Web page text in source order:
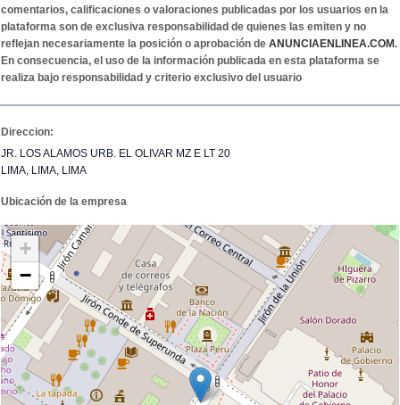
comentarios, calificaciones o valoraciones publicadas por los usuarios en la
plataforma son de exclusiva responsabilidad de quienes las emiten y no
reflejan necesariamente la posición o aprobación de ANUNCIAENLINEA.COM.
En consecuencia, el uso de la información publicada en esta plataforma se
realiza bajo responsabilidad y criterio exclusivo del usuario
Direccion:
JR. LOS ALAMOS URB. EL OLIVAR MZ E LT 20
LIMA, LIMA, LIMA
Ubicación de la empresa
+
−